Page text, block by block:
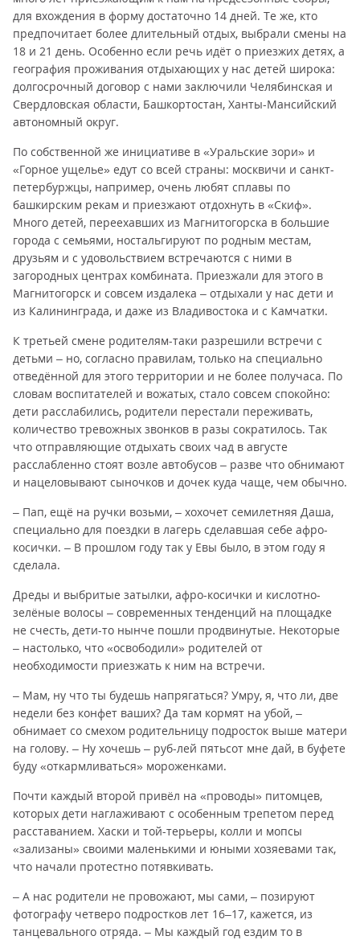
для вхождения в форму достаточно 14 дней. Те же, кто
предпочитает более длительный отдых, выбрали смены на
18 и 21 день. Особенно если речь идёт о приезжих детях, а
география проживания отдыхающих у нас детей широка:
долгосрочный договор с нами заключили Челябинская и
Свердловская области, Башкортостан, Ханты-Мансийский
автономный округ.
По собственной же инициативе в «Уральские зори» и
«Горное ущелье» едут со всей страны: москвичи и санкт-
петербуржцы, например, очень любят сплавы по
башкирским рекам и приезжают отдохнуть в «Скиф».
Много детей, переехавших из Магнитогорска в большие
города с семьями, ностальгируют по родным местам,
друзьям и с удовольствием встречаются с ними в
загородных центрах комбината. Приезжали для этого в
Магнитогорск и совсем издалека – отдыхали у нас дети и
из Калининграда, и даже из Владивостока и с Камчатки.
К третьей смене родителям-таки разрешили встречи с
детьми – но, согласно правилам, только на специально
отведённой для этого территории и не более получаса. По
словам воспитателей и вожатых, стало совсем спокойно:
дети расслабились, родители перестали переживать,
количество тревожных звонков в разы сократилось. Так
что отправляющие отдыхать своих чад в августе
расслабленно стоят возле автобусов – разве что обнимают
и нацеловывают сыночков и дочек куда чаще, чем обычно.
– Пап, ещё на ручки возьми, – хохочет семилетняя Даша,
специально для поездки в лагерь сделавшая себе афро-
косички. – В прошлом году так у Евы было, в этом году я
сделала.
Дреды и выбритые затылки, афро-косички и кислотно-
зелёные волосы – современных тенденций на площадке
не счесть, дети-то нынче пошли продвинутые. Некоторые
– настолько, что «освободили» родителей от
необходимости приезжать к ним на встречи.
– Мам, ну что ты будешь напрягаться? Умру, я, что ли, две
недели без конфет ваших? Да там кормят на убой, –
обнимает со смехом родительницу подросток выше матери
на голову. – Ну хочешь – руб-лей пятьсот мне дай, в буфете
буду «откармливаться» мороженками.
Почти каждый второй привёл на «проводы» питомцев,
которых дети наглаживают с особенным трепетом перед
расставанием. Хаски и той-терьеры, колли и мопсы
«зализаны» своими маленькими и юными хозяевами так,
что начали протестно потявкивать.
– А нас родители не провожают, мы сами, – позируют
фотографу четверо подростков лет 16–17, кажется, из
танцевального отряда. – Мы каждый год ездим то в